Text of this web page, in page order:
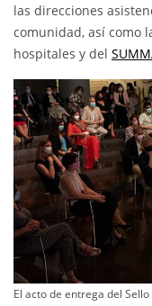
las direcciones
comunidad, así como
hospitales y del
El acto de entrega del